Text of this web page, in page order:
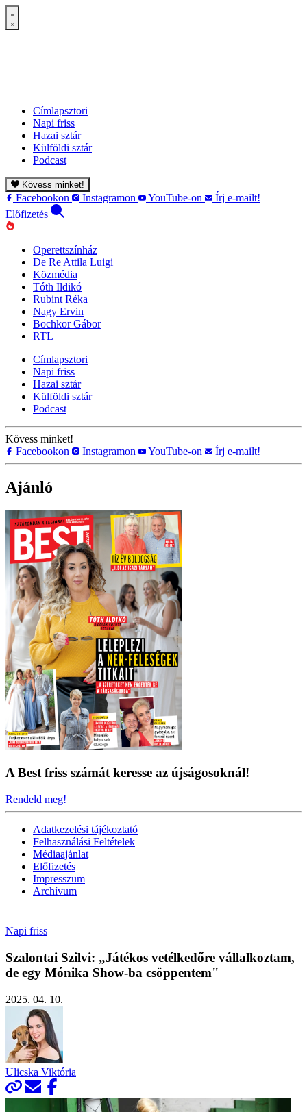
Címlapsztori
Napi friss
Hazai sztár
Külföldi sztár
Podcast
Kövess minket!
Facebookon Instagramon YouTube-on
Írj e-mailt!
Előfizetés
Operettszínház
De Re Attila Luigi
Közmédia
Tóth Ildikó
Rubint Réka
Nagy Ervin
Bochkor Gábor
RTL
Címlapsztori
Napi friss
Hazai sztár
Külföldi sztár
Podcast
Kövess minket!
Facebookon
Instagramon YouTube-on Írj e-mailt!
Ajánló
A Best friss számát keresse az újságosoknál!
Rendeld meg!
Adatkezelési tájékoztató
Felhasználási Feltételek
Médiaajánlat
Előfizetés
Impresszum
Archívum
Napi friss
Szalontai Szilvi: „Játékos vetélkedőre vállalkoztam,
de egy Mónika Show-ba csöppentem"
2025. 04. 10.
Ulicska Viktória